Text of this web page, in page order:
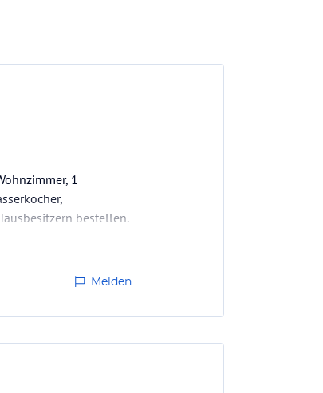
1
bestellen.
Melden